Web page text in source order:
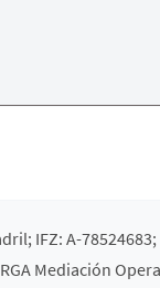
IFZ: A-
Mediación